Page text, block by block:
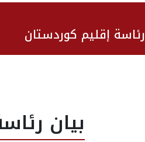
رئاسة إقليم كوردستان
بيان